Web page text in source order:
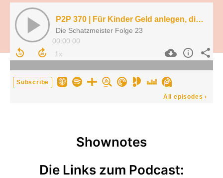
P2P 370 | Für Kinder Geld anlegen, die Praxis
Die Schatzmeister Folge 23
00:00:00
Subscribe
All episodes ›
Shownotes
Die Links zum Podcast: